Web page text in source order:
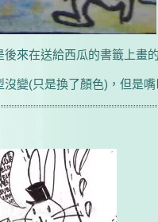
後來在送給西瓜的書籤上畫的
沒變(只是換了顏色)，但是